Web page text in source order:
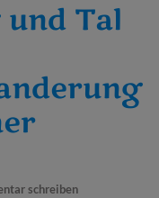
Tal
schreiben